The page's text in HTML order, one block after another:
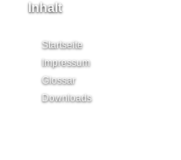
Inhalt
Startseite
Impressum
Glossar
Downloads